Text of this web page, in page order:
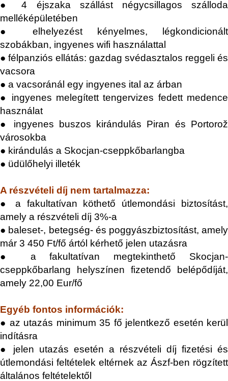
● 4 éjszaka szállást négycsillagos szálloda
melléképületében
● elhelyezést kényelmes, légkondicionált
szobákban, ingyenes wifi használattal
● félpanziós ellátás: gazdag svédasztalos reggeli és
vacsora
● a vacsoránál egy ingyenes ital az árban
● ingyenes melegített tengervizes fedett medence
használat
● ingyenes buszos kirándulás Piran és Portorož
városokba
● kirándulás a Skocjan-cseppkőbarlangba
● üdülőhelyi illeték
A részvételi díj nem tartalmazza:
●
a fakultatívan köthető útlemondási biztosítást,
amely a részvételi díj 3%-a
● baleset-, betegség- és poggyászbiztosítást, amely
már 3 450 Ft/fő ártól kérhető jelen utazásra
● a fakultatívan megtekinthető Skocjan-
cseppkőbarlang helyszínen fizetendő belépődíját,
amely 22,00 Eur/fő
Egyéb fontos információk:
● az utazás minimum 35 fő jelentkező esetén kerül
indításra
● jelen utazás esetén a részvételi díj fizetési és
útlemondási feltételek eltérnek az Ászf-ben rögzített
általános feltételektől